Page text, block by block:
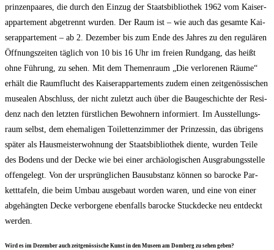
prin­zen­paa­res, die durch den Ein­zug der Staats­bi­blio­thek 1962 vom Kai­ser­
ap­par­te­ment abge­trennt wur­den. Der Raum ist – wie auch das gesam­te Kai­
ser­ap­par­te­ment – ab 2. Dezem­ber bis zum Ende des Jah­res zu den regu­lä­ren
Öff­nungs­zei­ten täg­lich von 10 bis 16 Uhr im frei­en Rund­gang, das heißt
ohne Füh­rung, zu sehen. Mit dem The­men­raum „Die ver­lo­re­nen Räu­me“
erhält die Raum­flucht des Kai­ser­ap­par­te­ments zudem einen zeit­ge­nös­si­schen
musea­len Abschluss, der nicht zuletzt auch über die Bau­ge­schich­te der Resi­
denz nach den letz­ten fürst­li­chen Bewoh­nern infor­miert. Im Aus­stel­lungs­
raum selbst, dem ehe­ma­li­gen Toi­let­ten­zim­mer der Prin­zes­sin, das übri­gens
spä­ter als Haus­meis­ter­woh­nung der Staats­bi­blio­thek dien­te, wur­den Tei­le
des Bodens und der Decke wie bei einer archäo­lo­gi­schen Aus­gra­bungs­stel­le
offen­ge­legt. Von der ursprüng­li­chen Bau­sub­stanz kön­nen so baro­cke Par­
kett­ta­feln, die beim Umbau aus­ge­baut wor­den waren, und eine von einer
abge­häng­ten Decke ver­bor­ge­ne eben­falls baro­cke Stuck­de­cke neu ent­deckt
werden.
Wird es im Dezem­ber auch zeit­ge­nös­si­sche Kunst in den Muse­en am Dom­berg zu sehen geben?